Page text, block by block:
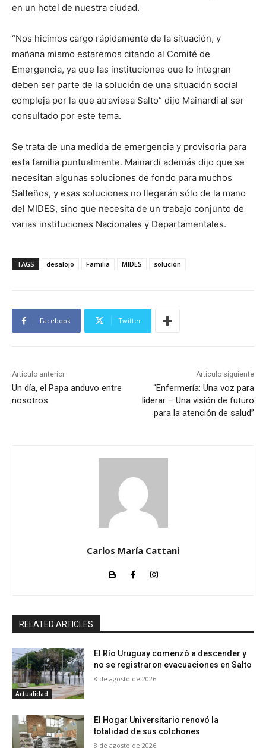
en un hotel de nuestra ciudad.
“Nos hicimos cargo rápidamente de la situación, y
mañana mismo estaremos citando al Comité de
Emergencia, ya que las instituciones que lo integran
deben ser parte de la solución de una situación social
compleja por la que atraviesa Salto” dijo Mainardi al ser
consultado por este tema.
Se trata de una medida de emergencia y provisoria para
esta familia puntualmente. Mainardi además dijo que se
necesitan algunas soluciones de fondo para muchos
Salteños, y esas soluciones no llegarán sólo de la mano
del MIDES, sino que necesita de un trabajo conjunto de
varias instituciones Nacionales y Departamentales.
TAGS desalojo Familia MIDES solución
Facebook Twitter
Artículo anterior
Un día, el Papa anduvo entre
nosotros
Artículo siguiente
“Enfermería: Una voz para
liderar – Una visión de futuro
para la atención de salud”
Carlos María Cattani
RELATED ARTICLES
Actualidad
El Río Uruguay comenzó a descender y
no se registraron evacuaciones en Salto
8 de agosto de 2026
El Hogar Universitario renovó la
totalidad de sus colchones
8 de agosto de 2026